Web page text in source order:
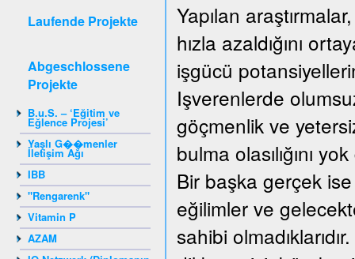
Laufende Projekte
Abgeschlossene
Projekte
B.u.S. – ‘Eğitim ve
Eğlence Projesi’
Yaşlı G��menler
İletişim Ağı
IBB
"Rengarenk"
Vitamin P
AZAM
Yapılan
hızla azaldığını
işgücü
Işverenlerde
göçmenlik ve
bulma olasılığını
Bir başka gerçek
eğilimler ve
sahibi